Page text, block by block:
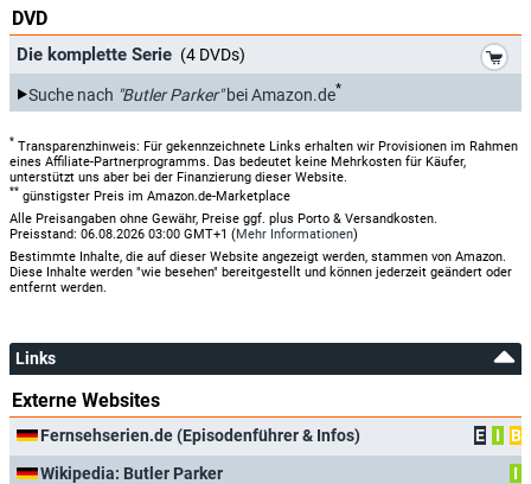
DVD
Die komplette Serie (4 DVDs)
Suche nach "Butler Parker"bei Amazon.de*
* Transparenzhinweis: Für gekennzeichnete Links erhalten wir Provisionen im Rahmen
eines Affiliate-Partnerprogramms. Das bedeutet keine Mehrkosten für Käufer,
unterstützt uns aber bei der Finanzierung dieser Website.
** günstigster Preis im Amazon.de-Marketplace
Alle Preisangaben ohne Gewähr, Preise ggf. plus Porto & Versandkosten.
Preisstand: 06.08.2026 03:00 GMT+1 (Mehr Informationen)
Bestimmte Inhalte, die auf dieser Website angezeigt werden, stammen von Amazon.
Diese Inhalte werden "wie besehen" bereitgestellt und können jederzeit geändert oder
entfernt werden.
Links
Externe Websites
Fernsehserien.de (Episodenführer & Infos) E I
B
Wikipedia: Butler Parker
I